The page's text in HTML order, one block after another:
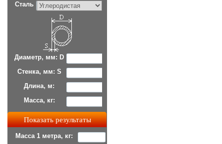
Сталь
Диаметр, мм: D
Стенка, мм: S
Длина, м:
Масса, кг:
Масса 1 метра, кг: